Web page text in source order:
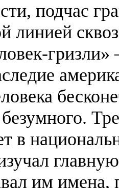
, подчас
линией
в
им имена,